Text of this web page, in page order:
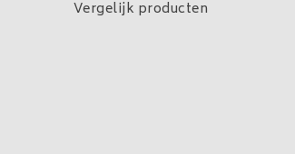
Vergelijk producten